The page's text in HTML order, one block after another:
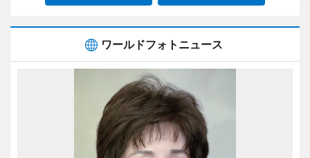
ワールドフォトニュース